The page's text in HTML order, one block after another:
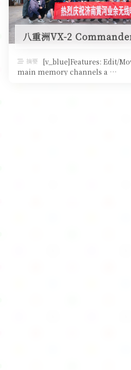
视频资料
HAM技巧
软件
摩托车
黄河直播
编号查询
八重洲VX-2
摘要
[v_blue]Features: Edit/
main memory channels a …